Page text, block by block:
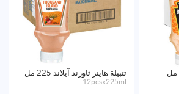
تتبيلة هاينز ثاوزند آيلاند 225 مل
12pcsx225ml